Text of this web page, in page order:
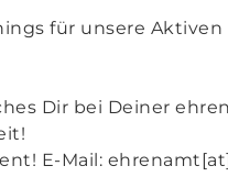
für unsere Aktiven
Dir bei Deiner
E-Mail: